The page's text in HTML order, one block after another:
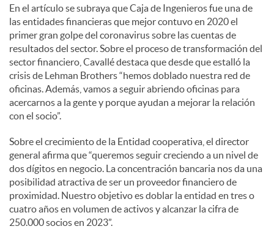
c
i
a
l
e
s
En el artículo se subraya que Caja de Ingenieros fue una de
las entidades financieras que mejor contuvo en 2020 el
primer gran golpe del coronavirus sobre las cuentas de
resultados del sector. Sobre el proceso de transformación del
sector financiero, Cavallé destaca que desde que estalló la
crisis de Lehman Brothers “hemos doblado nuestra red de
oficinas. Además, vamos a seguir abriendo oficinas para
acercarnos a la gente y porque ayudan a mejorar la relación
con el socio”.
Sobre el crecimiento de la Entidad cooperativa, el director
general afirma que “queremos seguir creciendo a un nivel de
dos dígitos en negocio. La concentración bancaria nos da una
posibilidad atractiva de ser un proveedor financiero de
proximidad. Nuestro objetivo es doblar la entidad en tres o
cuatro años en volumen de activos y alcanzar la cifra de
250.000 socios en 2023”.